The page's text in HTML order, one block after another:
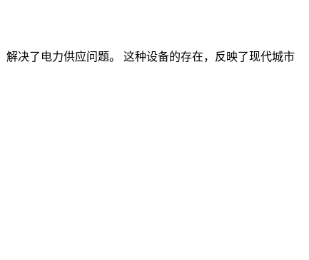
决了电力供应问题。 这种设备的存在，反映了现代城市